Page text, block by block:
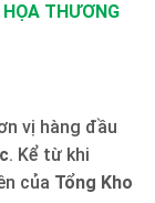
THƯƠNG
vị hàng đầu
. Kể từ khi
của Tổng Kho